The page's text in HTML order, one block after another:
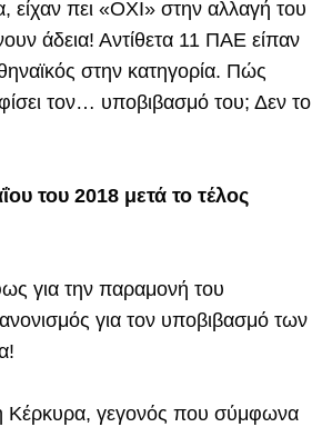
πει «ΟΧΙ» στην αλλαγή του
άδεια! Αντίθετα 11 ΠΑΕ είπαν
στην κατηγορία. Πώς
τον… υποβιβασμό του; Δεν το
του 2018 μετά το τέλος
για την παραμονή του
για τον υποβιβασμό των
Κέρκυρα, γεγονός που σύμφωνα